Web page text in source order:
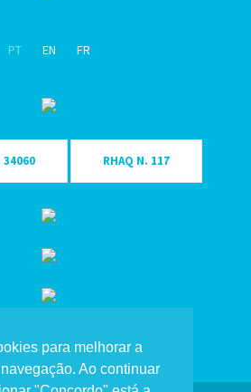
para melhorar a
Ao continuar
PT EN FR
34060 RHAQ N. 117
X - 32
X - 34
X - 35
X - 36
X - 38
X - 39
X - 41
X - 43
X - 44